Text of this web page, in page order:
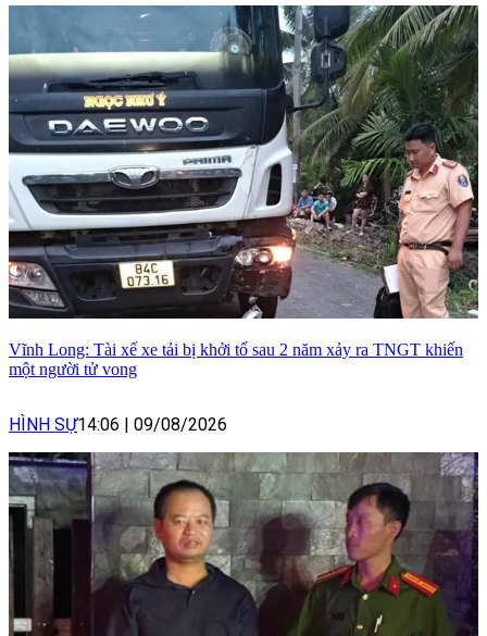
Vĩnh Long: Tài xế xe tải bị khởi tố sau 2 năm xảy ra TNGT khiến
một người tử vong
HÌNH SỰ14:06 09/08/2026